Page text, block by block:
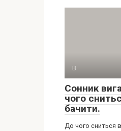
В
Сонник
чого
бачити.
До чого сниться